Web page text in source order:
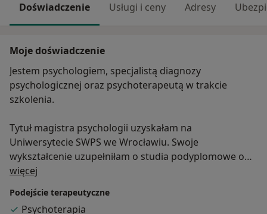
Doświadczenie Usługi i ceny Adresy
Moje doświadczenie
Jestem psychologiem, specjalistą diagnozy
psychologicznej oraz psychoterapeutą w trakcie
szkolenia.
Tytuł magistra psychologii uzyskałam na
Uniwersytecie SWPS we Wrocławiu. Swoje
wykształcenie uzupełniłam o studia podyplomowe o
kierunku Praktyczna Diagnoza Psychologiczna.
Aktualnie uczestniczę w rekomendowanej przez
Polskie Towarzystwo Terapii Poznawczej i
więcej
Podejście terapeutyczne
Psychoterapia